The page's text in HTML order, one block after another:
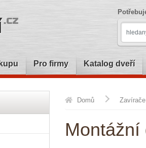
Pro firmy Katalog dveří
Domů
Montážní